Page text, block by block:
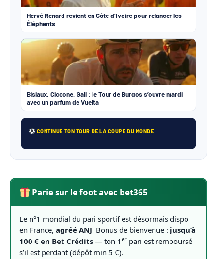
Hervé Renard revient en Côte d’Ivoire pour relancer les
Éléphants
Bisiaux, Ciccone, Gall : le Tour de Burgos s’ouvre mardi
avec un parfum de Vuelta
CONTINUE TON TOUR DE LA COUPE DU MONDE
Parie sur le foot avec bet365
Le n°1 mondial du pari sportif est désormais dispo
en France, agréé ANJ. Bonus de bienvenue : jusqu’à
100 € en Bet Crédits — ton 1 er pari est remboursé
s’il est perdant (dépôt min 5 €).